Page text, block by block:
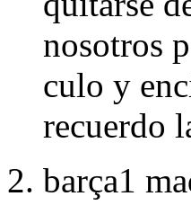
nosotros
culo y
recuerdo
barça1